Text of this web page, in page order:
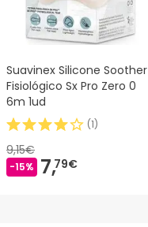
Suavinex Silicone Soother
Fisiológico Sx Pro Zero 0
6m 1ud
(1)
9,15€
-15% 7,79€